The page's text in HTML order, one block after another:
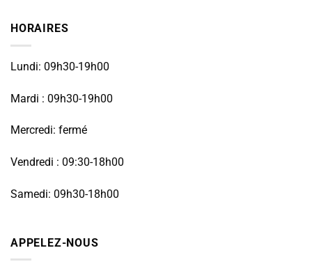
HORAIRES
Lundi: 09h30-19h00
Mardi : 09h30-19h00
Mercredi: fermé
Vendredi : 09:30-18h00
Samedi: 09h30-18h00
APPELEZ-NOUS